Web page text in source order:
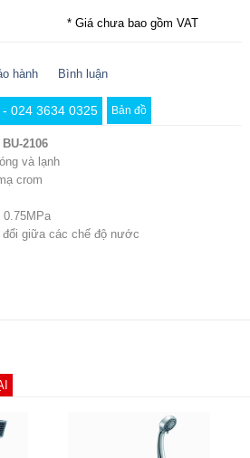
* Giá chưa bao gồm VAT
hành Bình luận
024 3634 0325 Bản đồ
2106
và lạnh
crom
đổi giữa các chế độ nước